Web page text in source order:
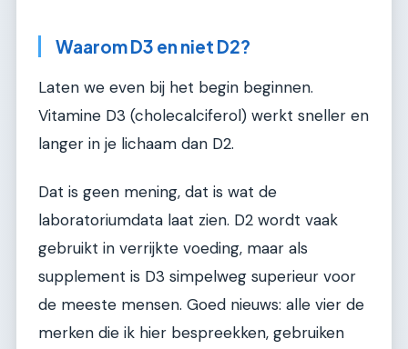
Waarom D3 en niet D2?
Laten we even bij het begin beginnen.
Vitamine D3 (cholecalciferol) werkt sneller en
langer in je lichaam dan D2.
Dat is geen mening, dat is wat de
laboratoriumdata laat zien. D2 wordt vaak
gebruikt in verrijkte voeding, maar als
supplement is D3 simpelweg superieur voor
de meeste mensen. Goed nieuws: alle vier de
merken die ik hier bespreekken, gebruiken